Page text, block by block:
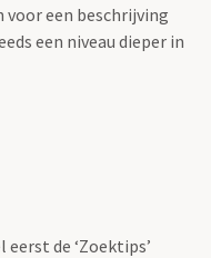
een beschrijving
een niveau dieper in
de ‘Zoektips’